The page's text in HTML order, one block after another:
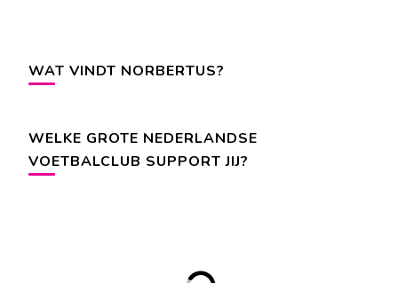
WAT VINDT NORBERTUS?
WELKE GROTE NEDERLANDSE
VOETBALCLUB SUPPORT JIJ?